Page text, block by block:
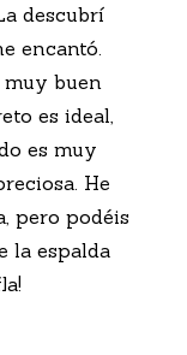
descubrí
encantó.
buen
es ideal,
es muy
He
pero podéis
la espalda